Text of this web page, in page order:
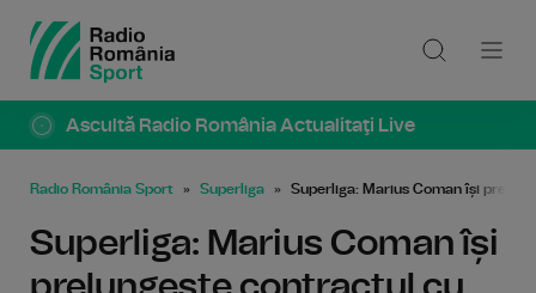
Ascultă Radio România Actualitaţi Live
Radio România Sport Superliga Superliga: Marius Coman își
Superliga: Marius Coman își